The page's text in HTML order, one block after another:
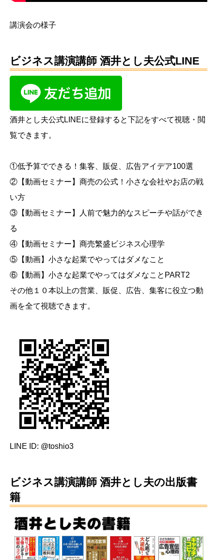
講演会の様子
ビジネス講演講師 酒井とし夫公式LINE
酒井とし夫公式LINEに登録すると下記をすべて視聴・閲
覧できます。
①低予算でできる！集客、販促、広告アイデア100選
②【動画セミナー】商売の公式！小さな会社やお店の戦
い方
③【動画セミナー】人前で魅力的なスピーチや話ができ
る
④【動画セミナー】商売繁盛ビジネス心理学
⑤【動画】小さな起業でやってはダメなこと
⑥【動画】小さな起業でやってはダメなことPART2
その他１０本以上の営業、販促、広告、集客に役立つ動
画を全て視聴できます。
LINE ID: @toshio3
ビジネス講演講師 酒井とし夫の出版書
籍